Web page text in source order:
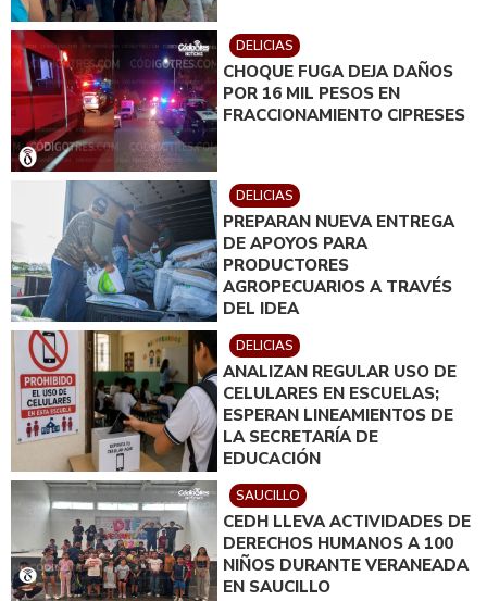
DELICIAS
CHOQUE FUGA DEJA DAÑOS
POR 16 MIL PESOS EN
FRACCIONAMIENTO CIPRESES
DELICIAS
PREPARAN NUEVA ENTREGA
DE APOYOS PARA
PRODUCTORES
AGROPECUARIOS A TRAVÉS
DEL IDEA
DELICIAS
ANALIZAN REGULAR USO DE
CELULARES EN ESCUELAS;
ESPERAN LINEAMIENTOS DE
LA SECRETARÍA DE
EDUCACIÓN
SAUCILLO
CEDH LLEVA ACTIVIDADES DE
DERECHOS HUMANOS A 100
NIÑOS DURANTE VERANEADA
EN SAUCILLO